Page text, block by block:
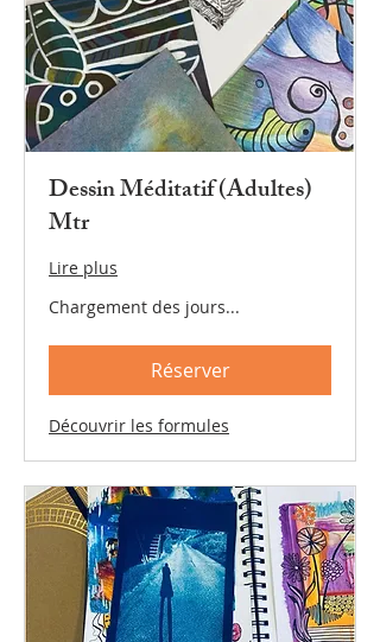
Dessin Méditatif (Adultes)
Mtr
Lire plus
Chargement des jours...
Réserver
Découvrir les formules